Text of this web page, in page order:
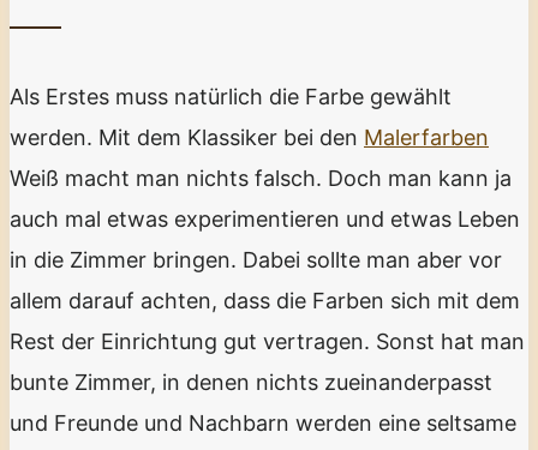
Als Erstes muss natürlich die Farbe gewählt
werden. Mit dem Klassiker bei den Malerfarben
Weiß macht man nichts falsch. Doch man kann ja
auch mal etwas experimentieren und etwas Leben
in die Zimmer bringen. Dabei sollte man aber vor
allem darauf achten, dass die Farben sich mit dem
Rest der Einrichtung gut vertragen. Sonst hat man
bunte Zimmer, in denen nichts zueinanderpasst
und Freunde und Nachbarn werden eine seltsame